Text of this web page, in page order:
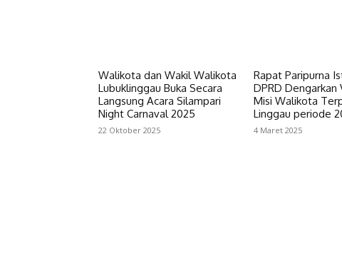
Walikota dan Wakil Walikota
Lubuklinggau Buka Secara
Langsung Acara Silampari
Night Carnaval 2025
22 Oktober 2025
Rapat Paripurna
DPRD Dengarkan
Misi Walikota
Linggau periode
4 Maret 2025